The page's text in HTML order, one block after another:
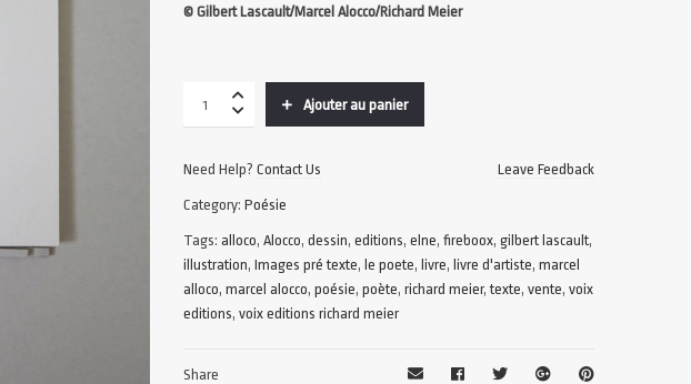
© Gilbert Lascault/Marcel Alocco/Richard Meier
Ajouter au panier
Need Help?Contact Us Leave Feedback
Category:Poésie
Tags:alloco,Alocco,dessin,editions,elne,fireboox,gilbert lascault,
illustration,Images pré texte, le poete, livre, livre d'artiste,marcel
alloco,marcel alocco,poésie,poète,richard meier,texte,vente,voix
editions,voix editions richard meier
Share